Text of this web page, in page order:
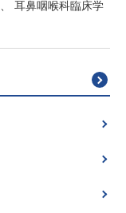
耳鼻咽喉科臨床学